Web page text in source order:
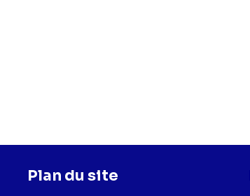
Plan du site